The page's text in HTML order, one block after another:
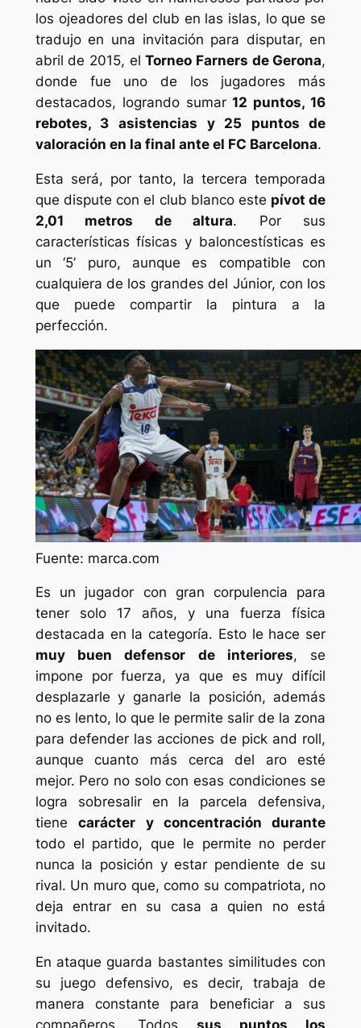
los ojeadores del club en las islas, lo que se
tradujo en una invitación para disputar, en
abril de 2015, elTorneo Farners de Gerona,
donde fue uno de los jugadores más
destacados, logrando sumar12 puntos, 16
rebotes, 3 asistencias y 25 puntos de
valoración en la final ante el FC Barcelona.
Esta será, por tanto, la tercera temporada
que dispute con el club blanco este pívot de
2,01 metros de altura. Por sus
características físicas y baloncestísticas es
un ‘5’ puro, aunque es compatible con
cualquiera de los grandes del Júnior, con los
que puede compartir la pintura a la
perfección.
Fuente: marca.com
Es un jugador con gran corpulencia para
tener solo 17 años, y una fuerza física
destacada en la categoría. Esto le hace ser
muy buen defensor de interiores, se
impone por fuerza, ya que es muy difícil
desplazarle y ganarle la posición, además
no es lento, lo que le permite salir de la zona
para defender las acciones de pick and roll,
aunque cuanto más cerca del aro esté
mejor. Pero no solo con esas condiciones se
logra sobresalir en la parcela defensiva,
tienecarácter y concentración durante
todo el partido, que le permite no perder
nunca la posición y estar pendiente de su
rival. Un muro que, como su compatriota, no
deja entrar en su casa a quien no está
invitado.
En ataque guarda bastantes similitudes con
su juego defensivo, es decir, trabaja de
manera constante para beneficiar a sus